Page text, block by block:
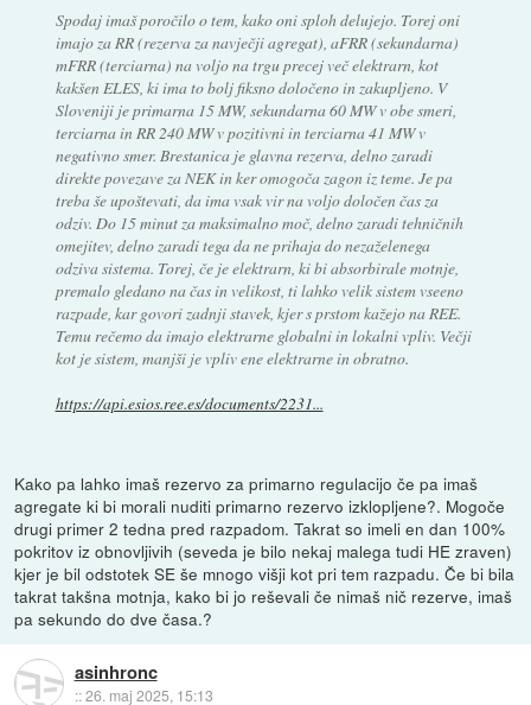
Spodaj imaš poročilo o tem, kako oni sploh delujejo. Torej oni
imajo za RR (rezerva za navječji agregat), aFRR (sekundarna)
mFRR (terciarna) na voljo na trgu precej več elektrarn, kot
kakšen ELES, ki ima to bolj fiksno določeno in zakupljeno. V
Sloveniji je primarna 15 MW, sekundarna 60 MW v obe smeri,
terciarna in RR 240 MW v pozitivni in terciarna 41 MW v
negativno smer. Brestanica je glavna rezerva, delno zaradi
direkte povezave za NEK in ker omogoča zagon iz teme. Je pa
treba še upoštevati, da ima vsak vir na voljo določen čas za
odziv. Do 15 minut za maksimalno moč, delno zaradi tehničnih
omejitev, delno zaradi tega da ne prihaja do nezaželenega
odziva sistema. Torej, če je elektrarn, ki bi absorbirale motnje,
premalo gledano na čas in velikost, ti lahko velik sistem vseeno
razpade, kar govori zadnji stavek, kjer s prstom kažejo na REE.
Temu rečemo da imajo elektrarne globalni in lokalni vpliv. Večji
kot je sistem, manjši je vpliv ene elektrarne in obratno.
https://api.esios.ree.es/documents/2231...
Kako pa lahko imaš rezervo za primarno regulacijo če pa imaš
agregate ki bi morali nuditi primarno rezervo izklopljene?. Mogoče
drugi primer 2 tedna pred razpadom. Takrat so imeli en dan 100%
pokritov iz obnovljivih (seveda je bilo nekaj malega tudi HE zraven)
kjer je bil odstotek SE še mnogo višji kot pri tem razpadu. Če bi bila
takrat takšna motnja, kako bi jo reševali če nimaš nič rezerve, imaš
pa sekundo do dve časa.?
asinhronc
::26. maj 2025, 15:13